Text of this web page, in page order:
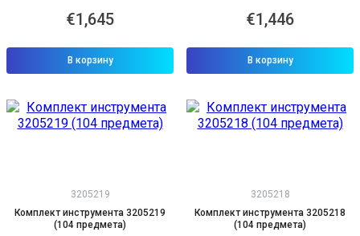
€1,645
В корзину
€1,446
В корзину
3205219
Комплект инструмента 3205219
(104 предмета)
3205218
Комплект инструмента 3205218
(104 предмета)